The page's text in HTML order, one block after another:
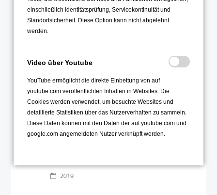
12 Preis des Fördervereins
Für besonderes Engagement gibt's
jetzt den Preis SoNaR - der Förder-
verein freut sich über Vorschläge
2019
einschließlich Identitätsprüfung, Servicekontinuität und
Standortsicherheit. Diese Option kann nicht abgelehnt
werden.
Video über Youtube
YouTube ermöglicht die direkte Einbettung von auf
youtube.com veröffentlichten Inhalten in Websites. Die
Cookies werden verwendet, um besuchte Websites und
detaillierte Statistiken über das Nutzerverhalten zu sammeln.
Diese Daten können mit den Daten der auf youtube.com und
google.com angemeldeten Nutzer verknüpft werden.